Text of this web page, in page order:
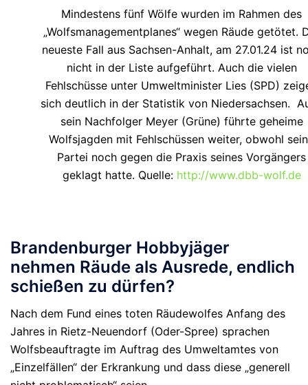
Mindestens fünf Wölfe wurden im Rahmen des
„Wolfsmanagementplanes“ wegen Räude getötet.
neueste Fall aus Sachsen-Anhalt, am 27.01.24 ist
nicht in der Liste aufgeführt. Auch die vielen
Fehlschüsse unter Umweltminister Lies (SPD)
sich deutlich in der Statistik von Niedersachsen.
sein Nachfolger Meyer (Grüne) führte geheime
Wolfsjagden mit Fehlschüssen weiter, obwohl
Partei noch gegen die Praxis seines Vorgängers
geklagt hatte. Quelle: http://www.dbb-wolf.de
Brandenburger Hobbyjäger
nehmen Räude als Ausrede, endlich
schießen zu dürfen?
Nach dem Fund eines toten Räudewolfes Anfang des
Jahres in Rietz-Neuendorf (Oder-Spree) sprachen
Wolfsbeauftragte im Auftrag des Umweltamtes von
„Einzelfällen“ der Erkrankung und dass diese „generell